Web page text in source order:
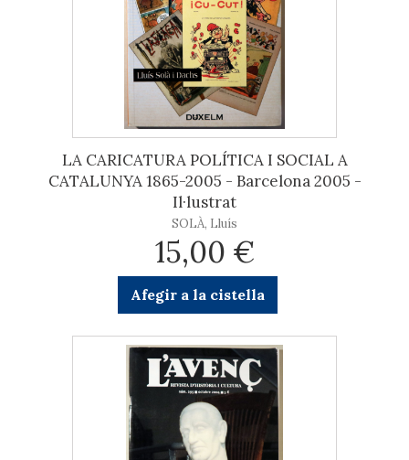
LA CARICATURA POLÍTICA I SOCIAL A
CATALUNYA 1865-2005 - Barcelona 2005 -
Il·lustrat
SOLÀ, Lluís
15,00 €
Afegir a la cistella